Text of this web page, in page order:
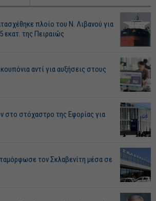
πλοίο του Ν. Λιβανού για
εκατ. της Πειραιώς
αντί για αυξήσεις στους
στο στόχαστρο της Εφορίας για
τον Σκλαβενίτη μέσα σε